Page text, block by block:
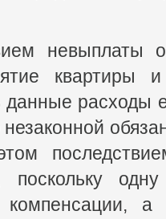
невыплаты
квартиры
расходы
поскольку
а